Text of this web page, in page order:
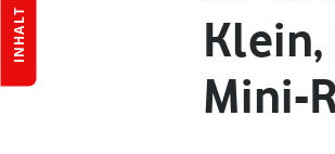
INHALT
Mini-